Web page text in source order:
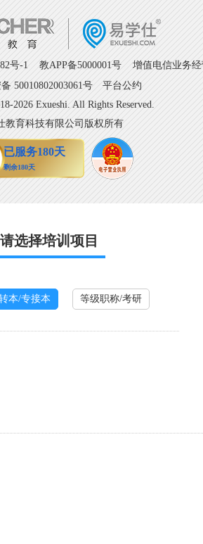
号-1
教APP备5000001号 增值电信业务经
50010802003061号
平台公约
2026 Exueshi. All Rights Reserved.
教育科技有限公司版权所有
请选择培训项目
本/专接本 等级职称/考研